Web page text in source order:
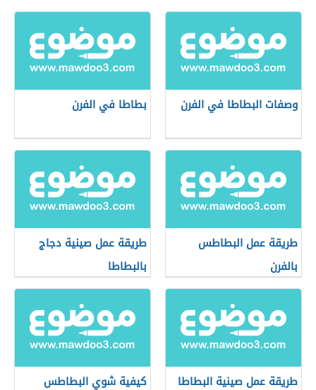
وصفات البطاطا في الفرن بطاطا في الفرن
طريقة عمل البطاطس
بالفرن
طريقة عمل صينية دجاج
بالبطاطا
طريقة عمل صينية البطاطا كيفية شوي البطاطس